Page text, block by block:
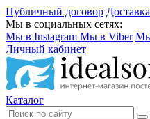
Публичный договор
Мы в социальных сетях:
Мы в Instagram Мы в Viber Мы
Личный кабинет
Каталог